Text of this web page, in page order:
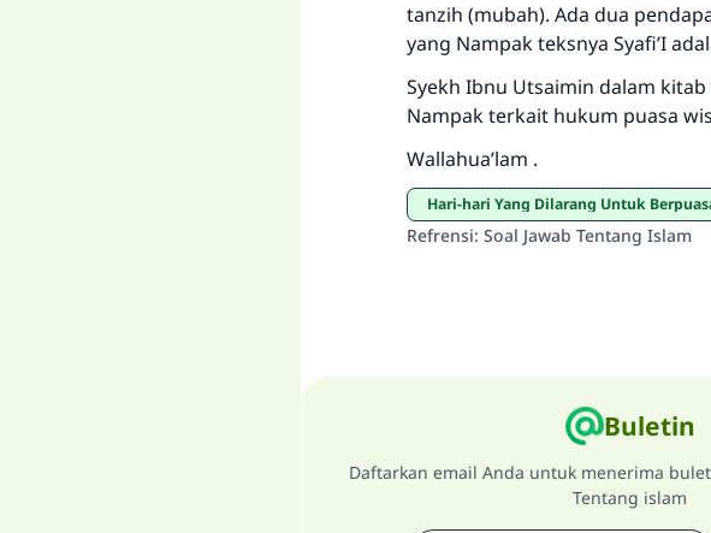
tanzih (mubah). Ada dua
yang Nampak teksnya Syafi’I
Syekh Ibnu Utsaimin dalam kitab
Nampak terkait hukum puasa
Wallahua’lam .
Hari-hari Yang Dilarang Untuk
Refrensi: Soal Jawab Tentang Islam
Buletin
Daftarkan email Anda untuk menerima
Tentang islam